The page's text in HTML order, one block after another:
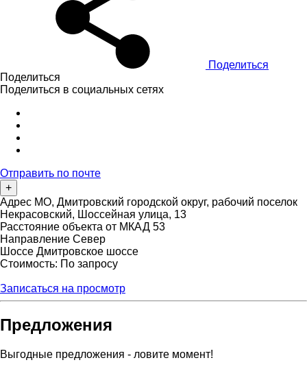
Поделиться
Поделиться
Поделиться в социальных сетях
Отправить по почте
+
Адрес МО, Дмитровский городской округ, рабочий поселок
Некрасовский, Шоссейная улица, 13
Расстояние объекта от МКАД 53
Направление Север
Шоссе Дмитровское шоссе
Стоимость: По запросу
Записаться на просмотр
Предложения
Выгодные предложения - ловите момент!